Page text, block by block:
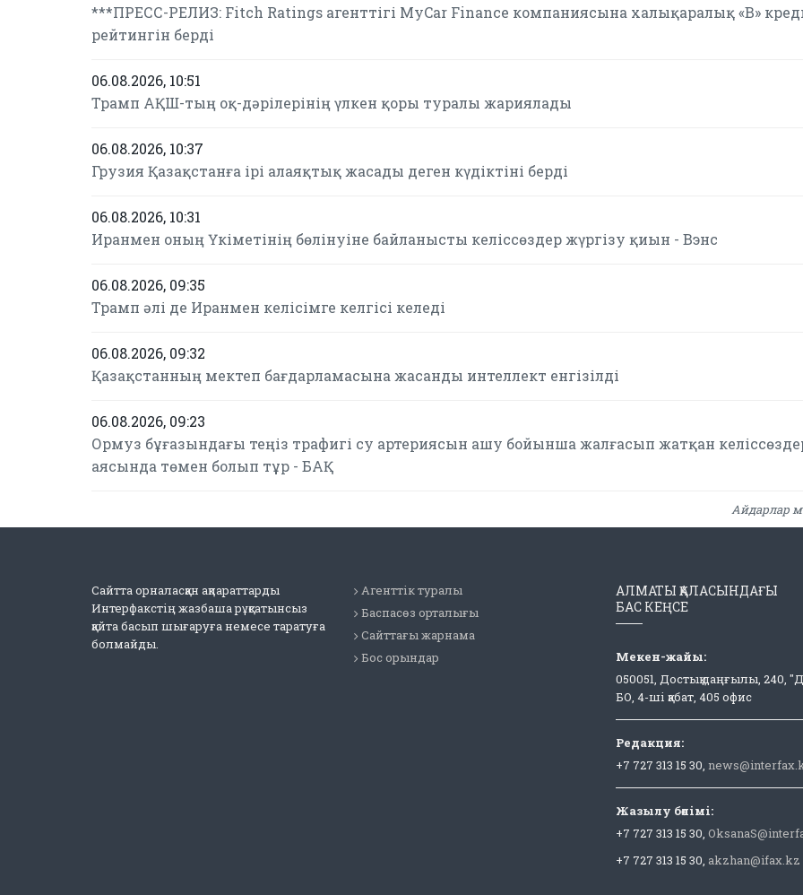
***ПРЕСС-РЕЛИЗ: Fitch Ratings агенттігі MyCar Finance компаниясына халықаралық «B»
рейтингін берді
06.08.2026, 10:51
Трамп АҚШ-тың оқ-дәрілерінің үлкен қоры туралы жариялады
06.08.2026, 10:37
Грузия Қазақстанға ірі алаяқтық жасады деген күдіктіні берді
06.08.2026, 10:31
Иранмен оның Үкіметінің бөлінуіне байланысты келіссөздер жүргізу қиын - Вэнс
06.08.2026, 09:35
Трамп әлі де Иранмен келісімге келгісі келеді
06.08.2026, 09:32
Қазақстанның мектеп бағдарламасына жасанды интеллект енгізілді
06.08.2026, 09:23
Ормуз бұғазындағы теңіз трафигі су артериясын ашу бойынша жалғасып жатқан
аясында төмен болып тұр - БАҚ
Айдарлар
Сайтта орналасқан ақпараттарды
Интерфакстің жазбаша рұқсатынсыз
қайта басып шығаруға немесе таратуға
болмайды.
Агенттік туралы
Баспасөз орталығы
Сайттағы жарнама
Бос орындар
АЛМАТЫ ҚАЛАСЫНДАҒЫ
БАС КЕҢСЕ
Мекен-жайы:
050051, Достық даңғылы, 240,
БО, 4-ші қабат, 405 офис
Редакция:
+7 727 313 15 30,
Жазылу бөлімі:
+7 727 313 15 30,
+7 727 313 15 30, akzhan@ifax.kz